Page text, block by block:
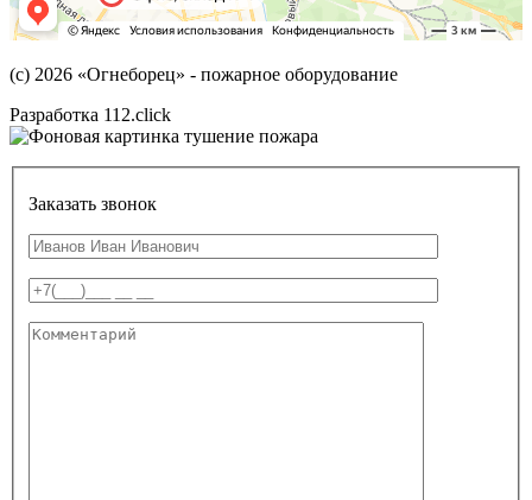
(с) 2026 «Огнеборец» - пожарное оборудование
Разработка 112.click
Заказать звонок